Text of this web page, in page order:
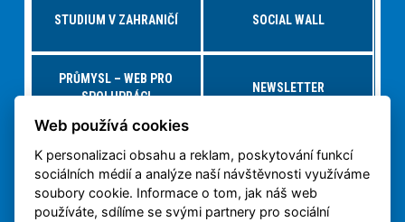
STUDIUM V ZAHRANIČÍ SOCIAL WALL
PRŮMYSL – WEB PRO
SPOLUPRÁCI
NEWSLETTER
NABÍDKY PRÁCE – JOBS FS VIRTUÁLNÍ PROHLÍDKA
OCHRANA OSOBNÍCH
Web používá cookies
K personalizaci obsahu a reklam, poskytování funkcí
sociálních médií a analýze naší návštěvnosti využíváme
soubory cookie. Informace o tom, jak náš web
používáte, sdílíme se svými partnery pro sociální